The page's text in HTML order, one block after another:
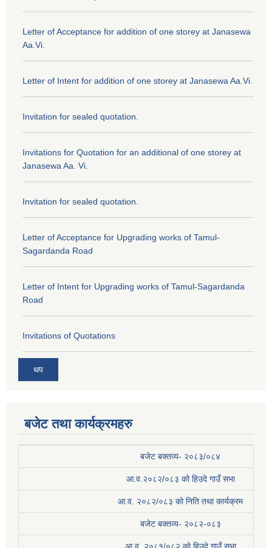
Letter of Acceptance for addition of one storey at Janasewa
Aa.Vi.
Letter of Intent for addition of one storey at Janasewa Aa.Vi.
Invitation for sealed quotation.
Invitations for Quotation for an additional of one storey at
Janasewa Aa. Vi.
Invitation for sealed quotation.
Letter of Acceptance for Upgrading works of Tamul-
Sagardanda Road
Letter of Intent for Upgrading works of Tamul-Sagardanda
Road
Invitations of Quotations
थप
बजेट तथा कार्यक्रमहरु
बजेट बक्तव्य- २०८३/०८४
आ.व.२०८२/०८३ को हिउदे गाउँ सभा
आ.व. २०८२/०८३ को निति तथा कार्यक्रम
बजेट बक्तव्य- २०८२-०८३